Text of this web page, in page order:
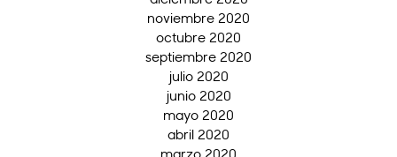
noviembre 2020
octubre 2020
septiembre 2020
julio 2020
junio 2020
mayo 2020
abril 2020
marzo 2020